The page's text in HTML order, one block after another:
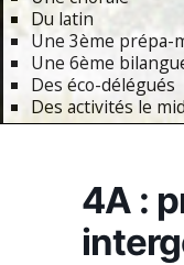
Du latin
Une 3ème prépa-
Une 6ème
Des éco-délégués
Des activités le
4A :